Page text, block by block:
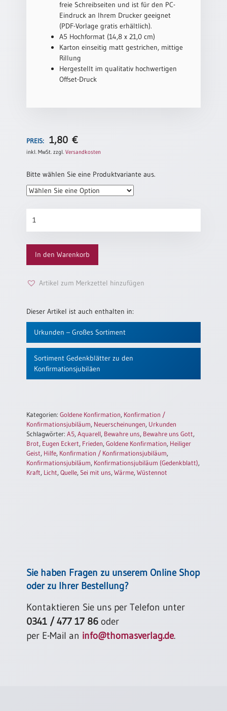
Hochzeitsjubiläum
Abendmahlszulassung
Urkunden
Poster
Neuerscheinungen
Jahreslosung
Restbestände
Bücher
Broschüren
Urkundenscheine
freie Schreibseiten und ist für den PC-
Eindruck an Ihrem Drucker geeignet
(PDF-Vorlage gratis erhältlich).
A5 Hochformat (14,8 x 21,0 cm)
Karton einseitig matt gestrichen, mittige
Rillung
Hergestellt im qualitativ hochwertigen
Offset-Druck
PREIS: 1,80€
inkl. MwSt. zzgl.Versandkosten
Bitte wählen Sie eine Produktvariante aus.
Konfirmation
„Sei
mit
uns“
Menge
In den Warenkorb
Artikel zum Merkzettel hinzufügen
Dieser Artikel ist auch enthalten in:
Urkunden – Großes Sortiment
Sortiment Gedenkblätter zu den
Konfirmationsjubiläen
Kategorien:Goldene Konfirmation, Konfirmation /
Konfirmationsjubiläum, Neuerscheinungen, Urkunden
Schlagwörter:A5,Aquarell, Bewahre uns, Bewahre uns Gott,
Brot, Eugen Eckert, Frieden,Goldene Konfirmation, Heiliger
Geist, Hilfe, Konfirmation / Konfirmationsjubiläum,
Konfirmationsjubiläum, Konfirmationsjubiläum (Gedenkblatt),
Kraft, Licht,Quelle, Sei mit uns,Wärme,Wüstennot
Sie haben Fragen zu unserem Online Shop
oder zu Ihrer Bestellung?
Kontaktieren Sie uns per Telefon unter
0341 / 477 17 86 oder
per E-Mail an info@thomasverlag.de.